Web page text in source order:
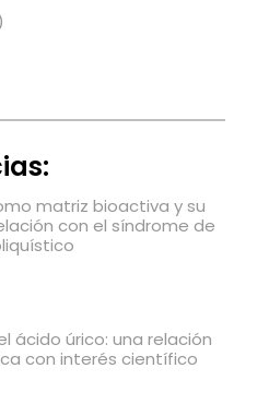
matriz bioactiva y su
con el síndrome de
ácido úrico: una relación
con interés científico